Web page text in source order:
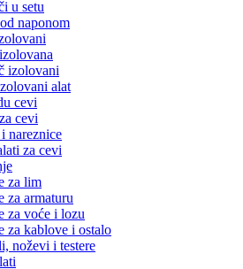
u setu
naponom
izolovani
alat
cevi
cevi
nareznice
za cevi
za lim
za armaturu
za voće i lozu
za kablove i ostalo
noževi i testere